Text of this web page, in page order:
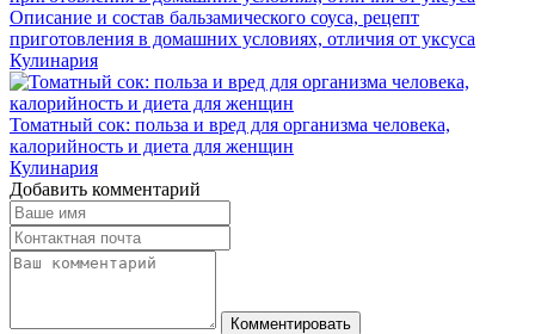
Описание и состав бальзамического соуса, рецепт
приготовления в домашних условиях, отличия от уксуса
Кулинария
Томатный сок: польза и вред для организма человека,
калорийность и диета для женщин
Кулинария
Добавить комментарий
Комментировать